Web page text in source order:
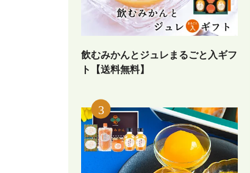
飲むみかんとジュレまるごと入ギフ
ト【送料無料】